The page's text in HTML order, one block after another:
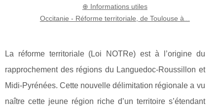
⊕ Informations utiles
Occitanie - Réforme territoriale, de Toulouse à...
La réforme territoriale (Loi NOTRe) est à l’origine du
rapprochement des régions du Languedoc-Roussillon et
Midi-Pyrénées. Cette nouvelle délimitation régionale a vu
naître cette jeune région riche d’un territoire s’étendant